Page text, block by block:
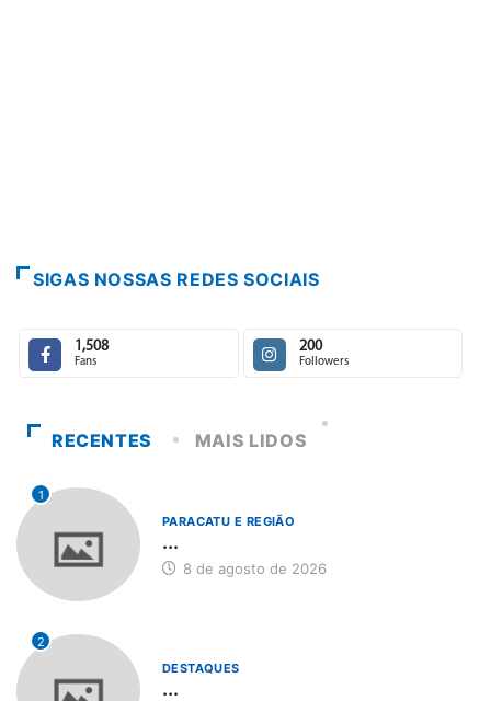
SIGAS NOSSAS REDES SOCIAIS
1,508
Fans
200
Followers
RECENTES MAIS LIDOS
1
PARACATU E REGIÃO
...
8 de agosto de 2026
2
DESTAQUES
...